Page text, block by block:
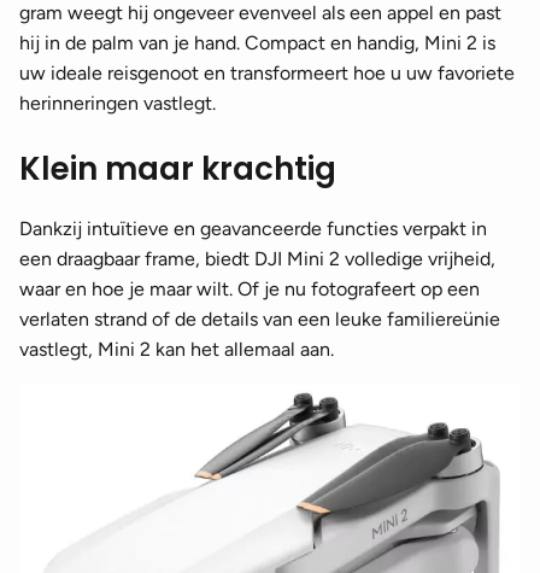
gram weegt hij ongeveer evenveel als een appel en past
hij in de palm van je hand. Compact en handig, Mini 2 is
uw ideale reisgenoot en transformeert hoe u uw favoriete
herinneringen vastlegt.
Klein maar krachtig
Dankzij intuïtieve en geavanceerde functies verpakt in
een draagbaar frame, biedt DJI Mini 2 volledige vrijheid,
waar en hoe je maar wilt. Of je nu fotografeert op een
verlaten strand of de details van een leuke familiereünie
vastlegt, Mini 2 kan het allemaal aan.